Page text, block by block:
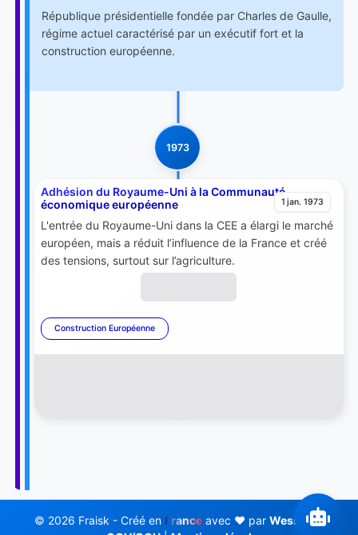
République présidentielle fondée par Charles de Gaulle,
régime actuel caractérisé par un exécutif fort et la
construction européenne.
1973
1 jan. 1973
Adhésion du Royaume-Uni à la Communauté
économique européenne
L'entrée du Royaume-Uni dans la CEE a élargi le marché
européen, mais a réduit l’influence de la France et créé
des tensions, surtout sur l’agriculture.
Construction Européenne
© 2026 Fraisk - Créé en Franceavec ❤️ par Wess Soft